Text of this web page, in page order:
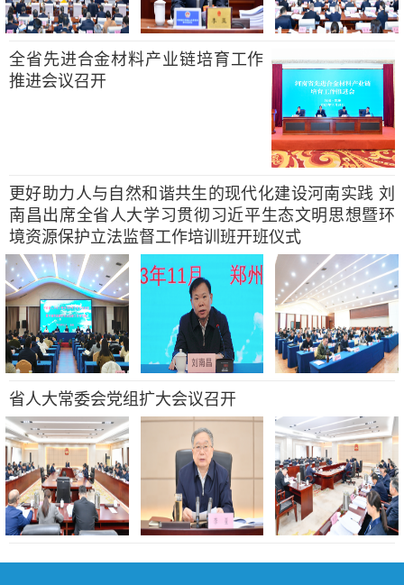
全省先进合金材料产业链培育工作
推进会议召开
更好助力人与自然和谐共生的现代化建设河南实践 刘
南昌出席全省人大学习贯彻习近平生态文明思想暨环
境资源保护立法监督工作培训班开班仪式
省人大常委会党组扩大会议召开